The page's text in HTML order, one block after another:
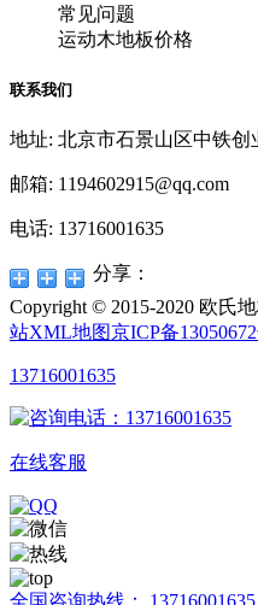
常见问题
运动木地板价格
联系我们
地址: 北京市石景山区中铁创
邮箱: 1194602915@qq.com
电话: 13716001635
分享：
Copyright © 2015-2020 欧氏
站XML地图京ICP备
13716001635
在线客服